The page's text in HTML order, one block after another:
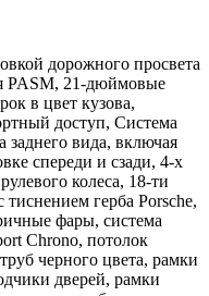
дорожного просвета
PASM, 21-дюймовые
в цвет кузова,
доступ, Система
вида, включая
спереди и сзади, 4-х
колеса, 18-ти
герба Porsche,
фары, система
Chrono, потолок
черного цвета, рамки
дверей, рамки